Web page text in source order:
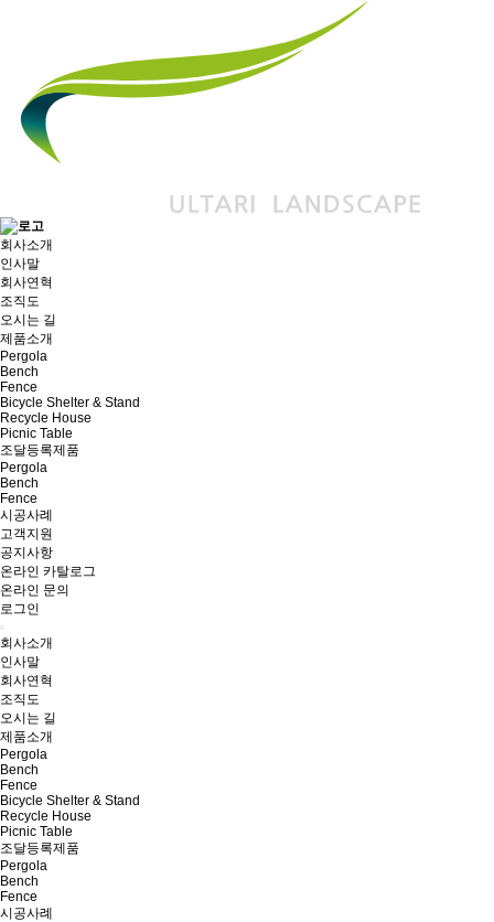
회사소개
인사말
회사연혁
조직도
오시는 길
제품소개
Pergola
Bench
Fence
Bicycle Shelter & Stand
Recycle House
Picnic Table
조달등록제품
Pergola
Bench
Fence
시공사례
고객지원
공지사항
온라인 카탈로그
온라인 문의
로그인
회사소개
인사말
회사연혁
조직도
오시는 길
제품소개
Pergola
Bench
Fence
Bicycle Shelter & Stand
Recycle House
Picnic Table
조달등록제품
Pergola
Bench
Fence
시공사례